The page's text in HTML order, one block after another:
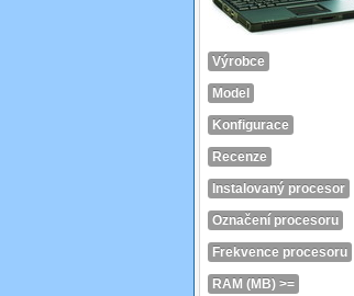
Výrobce
Model
Konfigurace
Recenze
Instalovaný procesor
Označení procesoru
Frekvence procesoru
RAM (MB) >=